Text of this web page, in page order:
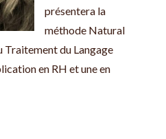
présentera la
méthode Natural
Traitement du Langage
en RH et une en